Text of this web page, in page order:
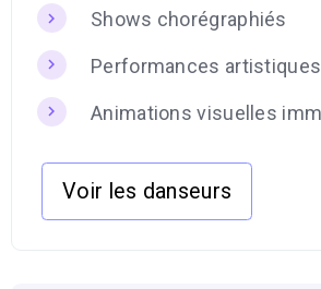
Shows chorégraphiés
Performances artistiques
Animations visuelles
Voir les danseurs